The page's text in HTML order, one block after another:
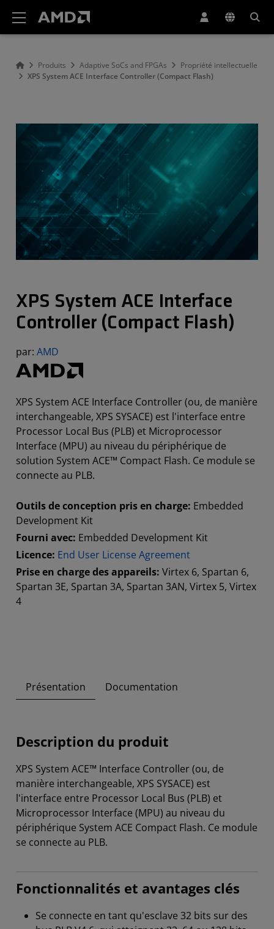
Produits Adaptive SoCs and FPGAs
Propriété intellectuelle
XPS System ACE Interface Controller (Compact Flash)
XPS System ACE Interface
Controller (Compact Flash)
par: AMD
XPS System ACE Interface Controller (ou, de manière
interchangeable, XPS SYSACE) est l'interface entre
Processor Local Bus (PLB) et Microprocessor
Interface (MPU) au niveau du périphérique de
solution System ACE™ Compact Flash. Ce module se
connecte au PLB.
Outils de conception pris en charge: Embedded
Development Kit
Fourni avec: Embedded Development Kit
Licence: End User License Agreement
Prise en charge des appareils: Virtex 6, Spartan 6,
Spartan 3E, Spartan 3A, Spartan 3AN, Virtex 5, Virtex
4
Présentation Documentation
Description du produit
XPS System ACE™ Interface Controller (ou, de
manière interchangeable, XPS SYSACE) est
l'interface entre Processor Local Bus (PLB) et
Microprocessor Interface (MPU) au niveau du
périphérique System ACE Compact Flash. Ce module
se connecte au PLB.
Fonctionnalités et avantages clés
Se connecte en tant qu'esclave 32 bits sur des